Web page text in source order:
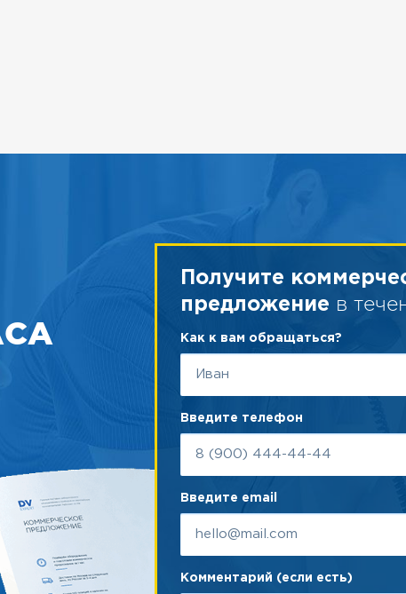
Получите
предложение в
Как к вам обращаться?
Введите телефон
Введите email
Комментарий (если есть)